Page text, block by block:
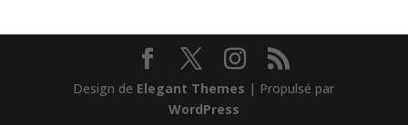
Design de Elegant Themes | Propulsé par
WordPress